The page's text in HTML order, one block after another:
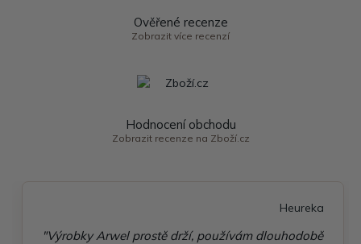
Ověřené recenze
Zobrazit více recenzí
Hodnocení obchodu
Zobrazit recenze na Zboží.cz
Heureka
"Výrobky Arwel prostě drží, používám dlouhodobě